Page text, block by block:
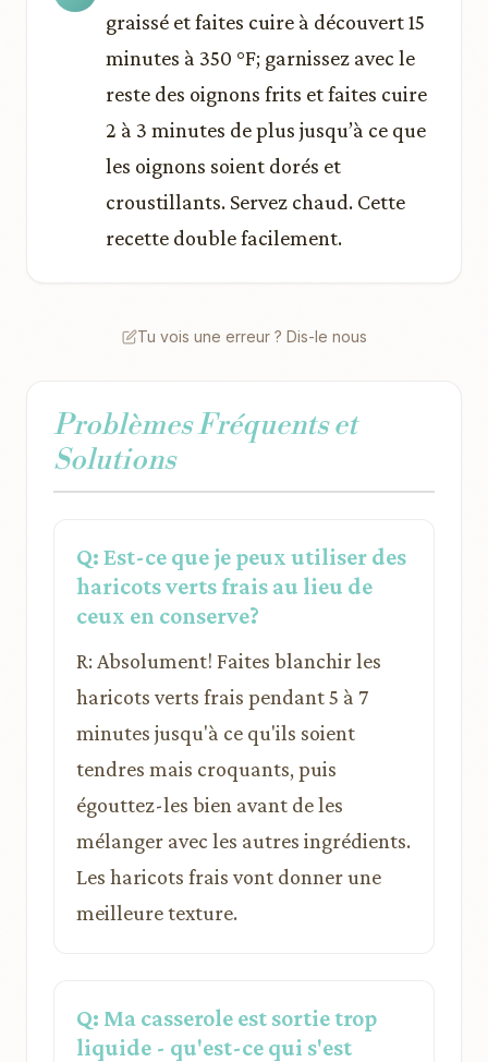
graissé et faites cuire à découvert 15
minutes à 350 °F; garnissez avec le
reste des oignons frits et faites cuire
2 à 3 minutes de plus jusqu’à ce que
les oignons soient dorés et
croustillants. Servez chaud. Cette
recette double facilement.
Tu vois une erreur ? Dis-le nous
Problèmes Fréquents et
Solutions
Q: Est-ce que je peux utiliser des
haricots verts frais au lieu de
ceux en conserve?
R: Absolument! Faites blanchir les
haricots verts frais pendant 5 à 7
minutes jusqu'à ce qu'ils soient
tendres mais croquants, puis
égouttez-les bien avant de les
mélanger avec les autres ingrédients.
Les haricots frais vont donner une
meilleure texture.
Q: Ma casserole est sortie trop
liquide - qu'est-ce qui s'est